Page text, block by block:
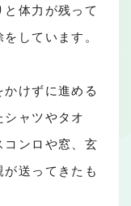
体力が残って
しています。
けずに進める
ャツやタオ
コンロや窓、玄
送ってきたも